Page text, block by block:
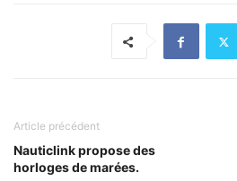
Article précédent
Nauticlink propose des
horloges de marées.